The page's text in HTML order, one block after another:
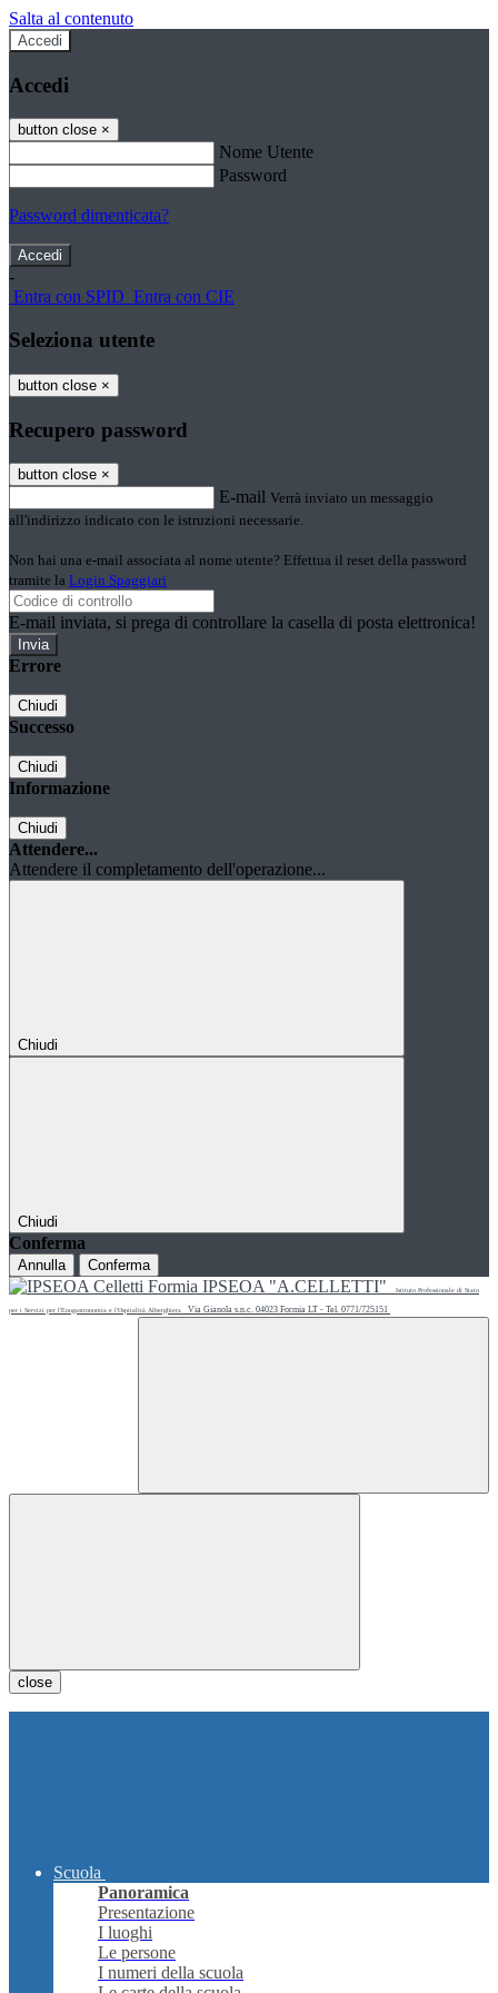
Salta al contenuto
Accedi
Accedi
button close ×
Nome Utente
Password
Password dimenticata?
-
Entra con SPID Entra con CIE
Seleziona utente
button close ×
Recupero password
button close ×
E-mail Verrà inviato un messaggio
all'indirizzo indicato con le istruzioni necessarie.
Non hai una e-mail associata al nome utente? Effettua il reset della password
tramite la Login Spaggiari
E-mail inviata, si prega di controllare la casella di posta elettronica!
Errore
Chiudi
Successo
Chiudi
Informazione
Chiudi
Attendere...
Attendere il completamento dell'operazione...
Chiudi
Chiudi
Conferma
Annulla Conferma
IPSEOA "A.CELLETTI" Istituto Professionale di Stato
per i Servizi per l'Enogastronomia e l'Ospitalità Alberghiera Via Gianola s.n.c. 04023 Formia LT - Tel. 0771/725151
close
Scuola
Panoramica
Presentazione
I luoghi
Le persone
I numeri della scuola